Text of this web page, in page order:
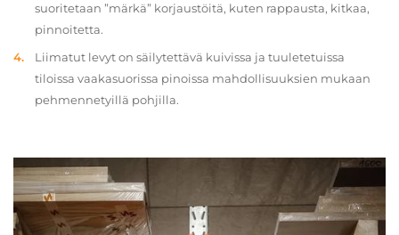
suoritetaan ”märkä” korjaustöitä, kuten rappausta, kitkaa,
pinnoitetta.
Liimatut levyt on säilytettävä kuivissa ja tuuletetuissa
tiloissa vaakasuorissa pinoissa mahdollisuuksien mukaan
pehmennetyillä pohjilla.